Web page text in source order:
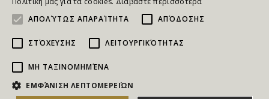
NEWSLETTER
ΑΠΟΛΎΤΩΣ ΑΠΑΡΑΊΤΗΤΑ
ΑΠΌΔΟΣΗΣ
ΣΤΌΧΕΥΣΗΣ ΛΕΙΤΟΥΡΓΙΚΌΤΗΤΑΣ
ΜΗ ΤΑΞΙΝΟΜΗΜΈΝΑ
ΕΜΦΆΝΙΣΗ ΛΕΠΤΟΜΕΡΕΙΏΝ